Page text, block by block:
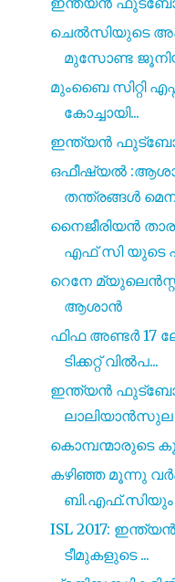
ചെൽസിയുടെ
മുസോണ്ട
മുംബൈ സിറ്റി
കോച്ചായി...
ഇന്ത്യൻ
ഒഫീഷ്യൽ :ആശാൻ
തന്ത്രങ്ങൾ
നൈജീരിയൻ
എഫ് സി യുടെ
റെനേ
ആശാൻ
ഫിഫ അണ്ടർ 17
ടിക്കറ്റ് വിൽപ...
ഇന്ത്യൻ
ലാലിയാൻസുല
കൊമ്പന്മാരുടെ
കഴിഞ്ഞ മൂന്നു
ബി.എഫ്.സിയും
ISL 2017:
ടീമുകളുടെ ...